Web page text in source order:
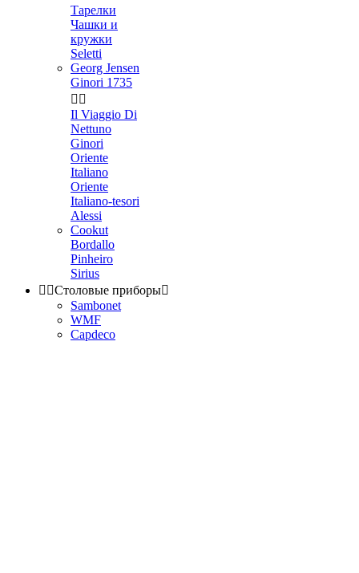
Тарелки
Чашки и
кружки
Seletti
Georg Jensen
Ginori 1735
 
Il Viaggio Di
Nettuno
Ginori
Oriente
Italiano
Oriente
Italiano-tesori
Alessi
Cookut
Bordallo
Pinheiro
Sirius
 Столовые приборы
Sambonet
WMF
Capdeco